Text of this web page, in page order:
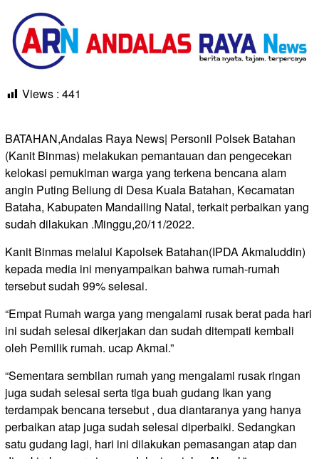
Views : 441
BATAHAN,Andalas Raya News| Personil Polsek Batahan
(Kanit Binmas) melakukan pemantauan dan pengecekan
kelokasi pemukiman warga yang terkena bencana alam
angin Puting Beliung di Desa Kuala Batahan, Kecamatan
Bataha, Kabupaten Mandailing Natal, terkait perbaikan yang
sudah dilakukan .Minggu,20/11/2022.
Kanit Binmas melalui Kapolsek Batahan(IPDA Akmaluddin)
kepada media ini menyampaikan bahwa rumah-rumah
tersebut sudah 99% selesai.
“Empat Rumah warga yang mengalami rusak berat pada hari
ini sudah selesai dikerjakan dan sudah ditempati kembali
oleh Pemilik rumah. ucap Akmal.”
“Sementara sembilan rumah yang mengalami rusak ringan
juga sudah selesai serta tiga buah gudang Ikan yang
terdampak bencana tersebut , dua diantaranya yang hanya
perbaikan atap juga sudah selesai diperbaiki. Sedangkan
satu gudang lagi, hari ini dilakukan pemasangan atap dan